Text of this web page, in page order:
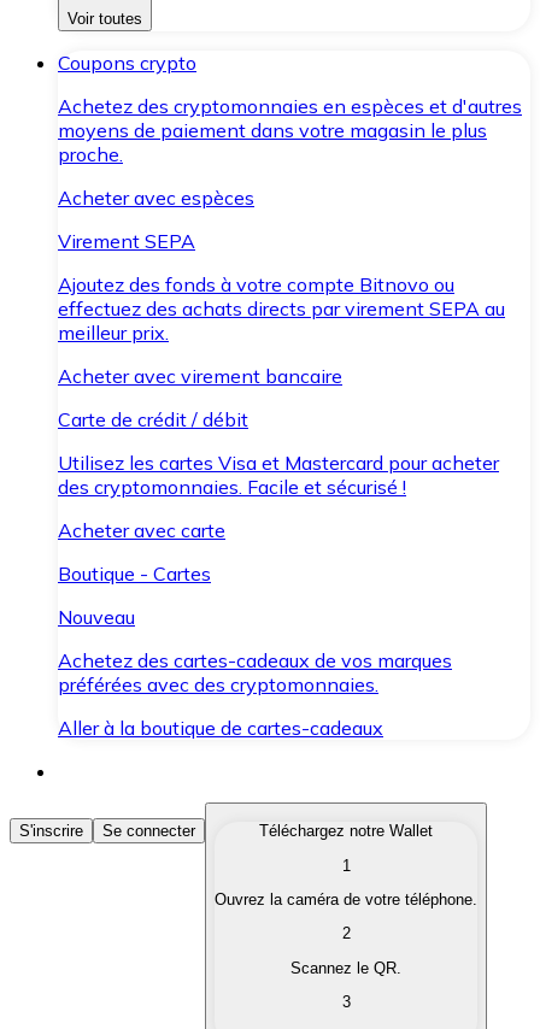
Voir toutes
Coupons crypto
Achetez des cryptomonnaies en espèces et d'autres
moyens de paiement dans votre magasin le plus
proche.
Acheter avec espèces
Virement SEPA
Ajoutez des fonds à votre compte Bitnovo ou
effectuez des achats directs par virement SEPA au
meilleur prix.
Acheter avec virement bancaire
Carte de crédit / débit
Utilisez les cartes Visa et Mastercard pour acheter
des cryptomonnaies. Facile et sécurisé !
Acheter avec carte
Boutique - Cartes
Nouveau
Achetez des cartes-cadeaux de vos marques
préférées avec des cryptomonnaies.
Aller à la boutique de cartes-cadeaux
Acheter des Cryptomonnaies
Achetez les cryptomonnaies qui vous intéressent
Convertissez vos cryptomonnaies en monnaie
S'inscrire Se connecter
Téléchargez notre Wallet
1
Ouvrez la caméra de votre téléphone.
2
Scannez le QR.
3